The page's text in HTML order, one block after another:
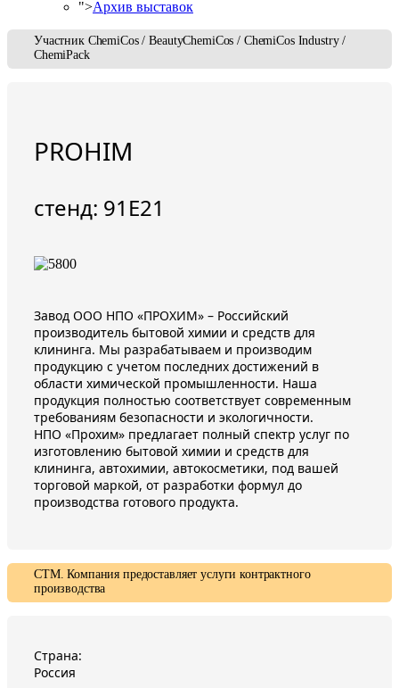
">Архив выставок
Участник ChemiCos / BeautyChemiCos / ChemiCos Industry /
ChemiPack
PROHIM
стенд: 91E21
Завод ООО НПО «ПРОХИМ» – Российский
производитель бытовой химии и средств для
клининга. Мы разрабатываем и производим
продукцию с учетом последних достижений в
области химической промышленности. Наша
продукция полностью соответствует современным
требованиям безопасности и экологичности.
НПО «Прохим» предлагает полный спектр услуг по
изготовлению бытовой химии и средств для
клининга, автохимии, автокосметики, под вашей
торговой маркой, от разработки формул до
производства готового продукта.
СТМ. Компания предоставляет услуги контрактного
производства
Страна:
Россия